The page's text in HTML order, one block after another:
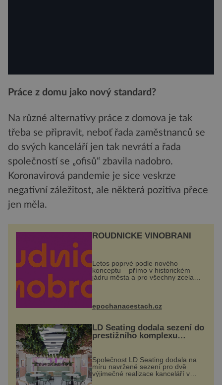
Práce z domu jako nový standard?
Na různé alternativy práce z domova je tak
třeba se připravit, neboť řada zaměstnanců se
do svých kanceláří jen tak nevrátí a řada
společností se „ofisů“ zbavila nadobro.
Koronavirová pandemie je sice veskrze
negativní záležitost, ale některá pozitiva přece
jen měla.
ROUDNICKÉ VINOBRANÍ
Letos poprvé podle nového
konceptu – přímo v historickém
jádru města a pro všechny zcela
zdarma. Hlavní program se
náměstí. Návštěvníci se mohou těšit
na víno, burčák, pes...
epochanacestach.cz
LD Seating dodala sezení do
prestižního komplexu
MediaCityUK v Salfordu
Společnost LD Seating dodala na
míru navržené sezení pro dvě
výjimečné realizace kanceláří v
areálu MediaCityUK v anglickém